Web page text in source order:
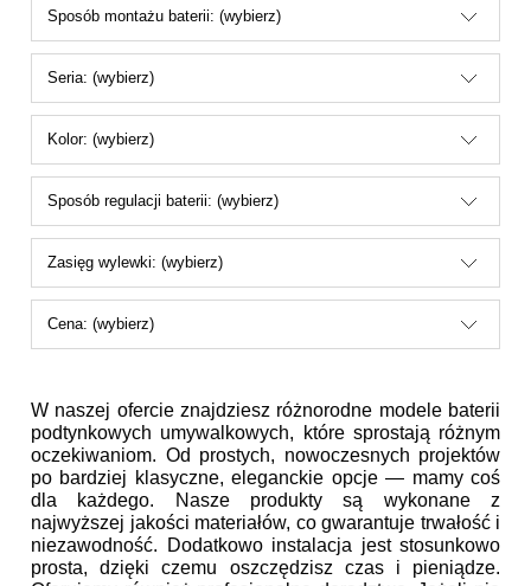
Sposób montażu baterii: (wybierz)
Seria: (wybierz)
Kolor: (wybierz)
Sposób regulacji baterii: (wybierz)
Zasięg wylewki: (wybierz)
Cena: (wybierz)
W naszej ofercie znajdziesz różnorodne modele baterii
podtynkowych umywalkowych, które sprostają różnym
oczekiwaniom. Od prostych, nowoczesnych projektów
po bardziej klasyczne, eleganckie opcje — mamy coś
dla każdego. Nasze produkty są wykonane z
najwyższej jakości materiałów, co gwarantuje trwałość i
niezawodność. Dodatkowo instalacja jest stosunkowo
prosta, dzięki czemu oszczędzisz czas i pieniądze.